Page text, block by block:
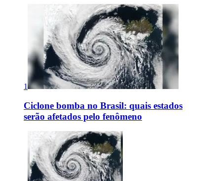
1
Ciclone bomba no Brasil: quais estados
serão afetados pelo fenômeno